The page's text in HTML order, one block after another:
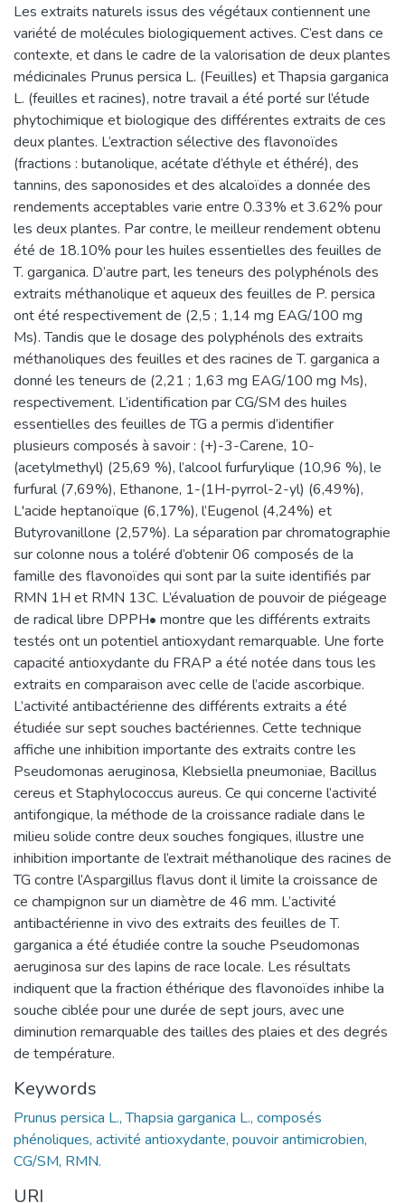
Les extraits naturels issus des végétaux contiennent une
variété de molécules biologiquement actives. C’est dans ce
contexte, et dans le cadre de la valorisation de deux plantes
médicinales Prunus persica L. (Feuilles) et Thapsia garganica
L. (feuilles et racines), notre travail a été porté sur l’étude
phytochimique et biologique des différentes extraits de ces
deux plantes. L’extraction sélective des flavonoïdes
(fractions : butanolique, acétate d’éthyle et éthéré), des
tannins, des saponosides et des alcaloïdes a donnée des
rendements acceptables varie entre 0.33% et 3.62% pour
les deux plantes. Par contre, le meilleur rendement obtenu
été de 18.10% pour les huiles essentielles des feuilles de
T. garganica. D’autre part, les teneurs des polyphénols des
extraits méthanolique et aqueux des feuilles de P. persica
ont été respectivement de (2,5 ; 1,14 mg EAG/100 mg
Ms). Tandis que le dosage des polyphénols des extraits
méthanoliques des feuilles et des racines de T. garganica a
donné les teneurs de (2,21 ; 1,63 mg EAG/100 mg Ms),
respectivement. L’identification par CG/SM des huiles
essentielles des feuilles de TG a permis d’identifier
plusieurs composés à savoir : (+)-3-Carene, 10-
(acetylmethyl) (25,69 %), l’alcool furfurylique (10,96 %), le
furfural (7,69%), Ethanone, 1-(1H-pyrrol-2-yl) (6,49%),
L'acide heptanoïque (6,17%), l’Eugenol (4,24%) et
Butyrovanillone (2,57%). La séparation par chromatographie
sur colonne nous a toléré d’obtenir 06 composés de la
famille des flavonoïdes qui sont par la suite identifiés par
RMN 1H et RMN 13C. L’évaluation de pouvoir de piégeage
de radical libre DPPH• montre que les différents extraits
testés ont un potentiel antioxydant remarquable. Une forte
capacité antioxydante du FRAP a été notée dans tous les
extraits en comparaison avec celle de l’acide ascorbique.
L’activité antibactérienne des différents extraits a été
étudiée sur sept souches bactériennes. Cette technique
affiche une inhibition importante des extraits contre les
Pseudomonas aeruginosa, Klebsiella pneumoniae, Bacillus
cereus et Staphylococcus aureus. Ce qui concerne l’activité
antifongique, la méthode de la croissance radiale dans le
milieu solide contre deux souches fongiques, illustre une
inhibition importante de l’extrait méthanolique des racines de
TG contre l’Aspargillus flavus dont il limite la croissance de
ce champignon sur un diamètre de 46 mm. L’activité
antibactérienne in vivo des extraits des feuilles de T.
garganica a été étudiée contre la souche Pseudomonas
aeruginosa sur des lapins de race locale. Les résultats
indiquent que la fraction éthérique des flavonoïdes inhibe la
souche ciblée pour une durée de sept jours, avec une
diminution remarquable des tailles des plaies et des degrés
de température.
Keywords
Prunus persica L., Thapsia garganica L., composés
phénoliques, activité antioxydante, pouvoir antimicrobien,
CG/SM, RMN.
URI